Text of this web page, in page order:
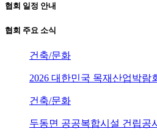
협회 일정 안내
협회 주요 소식
건축/문화
2026 대한민국 목재산업박람
건축/문화
두동면 공공복합시설 건립공